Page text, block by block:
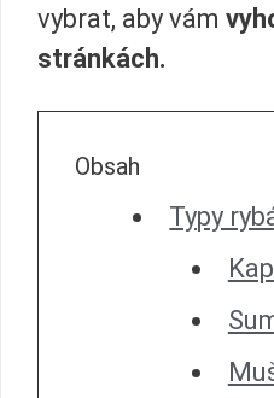
vybrat, aby vám
stránkách.
Obsah
Typy